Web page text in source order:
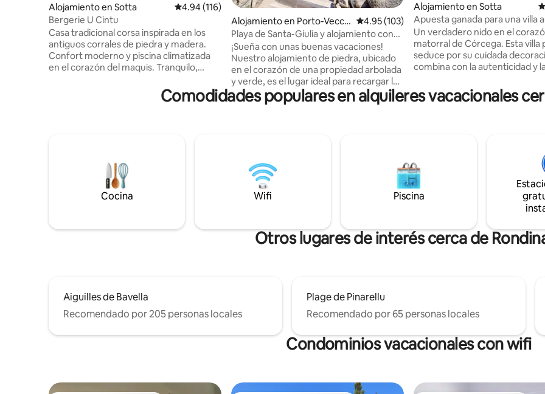
Alojamiento en Sotta Calificación promedio: 4.94 de 5, 116 reseñas
4.94 (116)
Bergerie U Cintu
Casa tradicional corsa inspirada en los
antiguos corrales de piedra y madera.
Confort moderno y piscina climatizada
en el corazón del maquis. Tranquilo,
estar con zona de cocina, sala de estar y
más bonitas del extremo sur de la isla. No
muy lejos de los senderos del patrimonio
y de los sitios imprescindibles
Alojamiento en Porto-Vecch
io
Calificación promedio: 4.95 de 5, 103 reseñas
4.95 (103)
Playa de Santa-Giulia y alojamiento con
encanto de piedra
¡Sueña con unas buenas vacaciones!
Nuestro alojamiento de piedra, ubicado
en el corazón de una propiedad arbolada
y verde, es el lugar ideal para recargar las
pilas y descubrir las maravillas del sur de
Córcega. Combinando autenticidad y
playa de l'Acciaro y a 6,9 km de la playa
de Palombaggia. Entre el mar y la
naturaleza, venga a saborear la esencia
misma de Córcega.
Alojamiento en Sotta
Apuesta ganada para una villa
moderna
Un verdadero nido en el corazón del
matorral de Córcega. Esta villa
seduce por su cuidada
combina con la autenticidad y
inmediato. Atascada entre las rocas de
granito y las esencias nobles
espacio, acogedor y
equipado, ofrece todo el
necesario para unas
Comodidades populares en alquileres vacacionales
Cocina Wifi Piscina
Otros lugares de interés cerca de
Aiguilles de Bavella
Recomendado por 205 personas locales
Plage de Pinarellu
Recomendado por 65 personas locales
Condominios vacacionales con wifi